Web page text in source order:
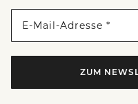
E-Mail-Adresse *
ZUM